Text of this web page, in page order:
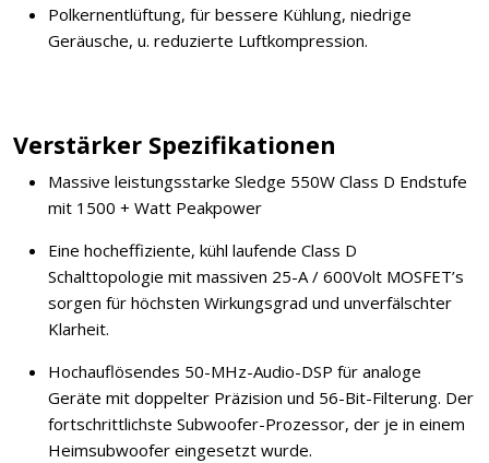
Polkernentlüftung, für bessere Kühlung, niedrige
Geräusche, u. reduzierte Luftkompression.
Verstärker Spezifikationen
Massive leistungsstarke Sledge 550W Class D Endstufe
mit 1500 + Watt Peakpower
Eine hocheffiziente, kühl laufende Class D
Schalttopologie mit massiven 25-A / 600Volt MOSFET’s
sorgen für höchsten Wirkungsgrad und unverfälschter
Klarheit.
Hochauflösendes 50-MHz-Audio-DSP für analoge
Geräte mit doppelter Präzision und 56-Bit-Filterung. Der
fortschrittlichste Subwoofer-Prozessor, der je in einem
Heimsubwoofer eingesetzt wurde.